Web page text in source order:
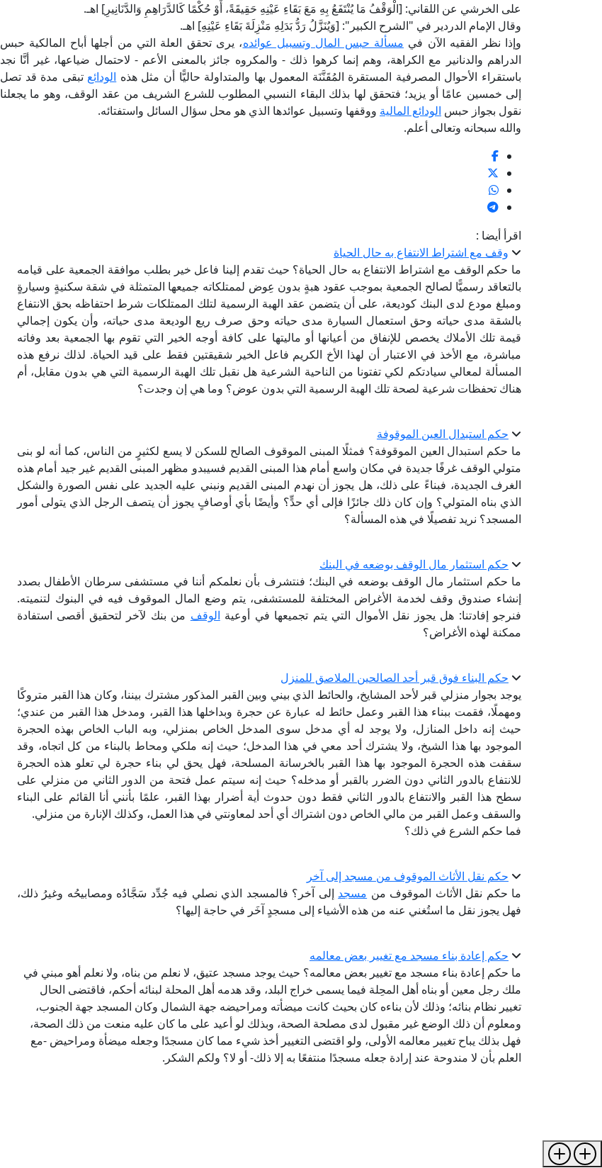
على الخرشي عن اللقاني: [الْوَقْفُ مَا يُنْتَفَعُ بِهِ مَعَ بَقَاءِ عَيْنِهِ حَقِيقَةً، أَوْ حُكْمًا كَالدَّرَاهِمِ وَالدَّنَانِيرِ] اهـ.
وقال الإمام الدردير في "الشرح الكبير": [وَيُنَزَّلُ رَدُّ بَدَلِهِ مَنْزِلَةَ بَقَاءِ عَيْنِهِ] اهـ.
وإذا نظر الفقيه الآن في مسألة حبس المال وتسبيل عوائده، يرى تحقق العلة التي من أجلها أباح المالكية حبس
الدراهم والدنانير مع الكراهة، وهم إنما كرهوا ذلك - والمكروه جائز بالمعنى الأعم - لاحتمال ضياعها، غير أنَّا نجد
باستقراء الأحوال المصرفية المستقرة المُقَنَّنَة المعمول بها والمتداولة حاليًّا أن مثل هذه الودائع تبقى مدة قد تصل
إلى خمسين عامًا أو يزيد؛ فتحقق لها بذلك البقاء النسبي المطلوب للشرع الشريف من عقد الوقف، وهو ما يجعلنا
نقول بجواز حبس الودائع المالية ووقفها وتسبيل عوائدها الذي هو محل سؤال السائل واستفتائه.
والله سبحانه وتعالى أعلم.
اقرأ أيضا :
وقف مع اشتراط الانتفاع به حال الحياة
ما حكم الوقف مع اشتراط الانتفاع به حال الحياة؟ حيث تقدم إلينا فاعل خير بطلب موافقة الجمعية على قيامه
بالتعاقد رسميًّا لصالح الجمعية بموجب عقود هبةٍ بدون عِوض لممتلكاته جميعها المتمثلة في شقة سكنيةٍ وسيارةٍ
ومبلغ مودع لدى البنك كوديعة، على أن يتضمن عقد الهبة الرسمية لتلك الممتلكات شرط احتفاظه بحق الانتفاع
بالشقة مدى حياته وحق استعمال السيارة مدى حياته وحق صرف ريع الوديعة مدى حياته، وأن يكون إجمالي
قيمة تلك الأملاك يخصص للإنفاق من أعيانها أو ماليتها على كافة أوجه الخير التي تقوم بها الجمعية بعد وفاته
مباشرة، مع الأخذ في الاعتبار أن لهذا الأخ الكريم فاعل الخير شقيقتين فقط على قيد الحياة. لذلك نرفع هذه
المسألة لمعالي سيادتكم لكي تفتونا من الناحية الشرعية هل نقبل تلك الهبة الرسمية التي هي بدون مقابل، أم
هناك تحفظات شرعية لصحة تلك الهبة الرسمية التي بدون عوض؟ وما هي إن وجدت؟
حكم استبدال العين الموقوفة
ما حكم استبدال العين الموقوفة؟ فمثلًا المبنى الموقوف الصالح للسكن لا يسع لكثيرٍ من الناس، كما أنه لو بنى
متولي الوقف غرفًا جديدة في مكان واسع أمام هذا المبنى القديم فسيبدو مظهر المبنى القديم غير جيد أمام هذه
الغرف الجديدة، فبناءً على ذلك، هل يجوز أن نهدم المبنى القديم ونبني عليه الجديد على نفس الصورة والشكل
الذي بناه المتولي؟ وإن كان ذلك جائزًا فإلى أي حدٍّ؟ وأيضًا بأي أوصافٍ يجوز أن يتصف الرجل الذي يتولى أمور
المسجد؟ نريد تفصيلًا في هذه المسألة؟
حكم استثمار مال الوقف بوضعه في البنك
ما حكم استثمار مال الوقف بوضعه في البنك؛ فنتشرف بأن نعلمكم أننا في مستشفى سرطان الأطفال بصدد
إنشاء صندوق وقف لخدمة الأغراض المختلفة للمستشفى، يتم وضع المال الموقوف فيه في البنوك لتنميته.
فنرجو إفادتنا: هل يجوز نقل الأموال التي يتم تجميعها في أوعية الوقف من بنك لآخر لتحقيق أقصى استفادة
ممكنة لهذه الأغراض؟
حكم البناء فوق قبر أحد الصالحين الملاصق للمنزل
يوجد بجوار منزلي قبر لأحد المشايخ، والحائط الذي بيني وبين القبر المذكور مشترك بيننا، وكان هذا القبر متروكًا
ومهملًا، فقمت ببناء هذا القبر وعمل حائط له عبارة عن حجرة وبداخلها هذا القبر، ومدخل هذا القبر من عندي؛
حيث إنه داخل المنازل، ولا يوجد له أي مدخل سوى المدخل الخاص بمنزلي، وبه الباب الخاص بهذه الحجرة
الموجود بها هذا الشيخ، ولا يشترك أحد معي في هذا المدخل؛ حيث إنه ملكي ومحاط بالبناء من كل اتجاه، وقد
سقفت هذه الحجرة الموجود بها هذا القبر بالخرسانة المسلحة، فهل يحق لي بناء حجرة لي تعلو هذه الحجرة
للانتفاع بالدور الثاني دون الضرر بالقبر أو مدخله؟ حيث إنه سيتم عمل فتحة من الدور الثاني من منزلي على
سطح هذا القبر والانتفاع بالدور الثاني فقط دون حدوث أية أضرار بهذا القبر، علمًا بأنني أنا القائم على البناء
والسقف وعمل القبر من مالي الخاص دون اشتراك أي أحد لمعاونتي في هذا العمل، وكذلك الإنارة من منزلي.
فما حكم الشرع في ذلك؟
حكم نقل الأثاث الموقوف من مسجد إلى آخر
ما حكم نقل الأثاث الموقوف من مسجد إلى آخر؟ فالمسجد الذي نصلي فيه جُدِّد سَجَّادُه ومصابيحُه وغيرُ ذلك،
فهل يجوز نقل ما استُغني عنه من هذه الأشياء إلى مسجدٍ آخَر في حاجة إليها؟
حكم إعادة بناء مسجد مع تغيير بعض معالمه
ما حكم إعادة بناء مسجد مع تغيير بعض معالمه؟ حيث يوجد مسجد عتيق، لا نعلم من بناه، ولا نعلم أهو مبني في
ملك رجل معين أو بناه أهل المحِلة فيما يسمى خراج البلد، وقد هدمه أهل المحلة لبنائه أحكم، فاقتضى الحال
تغيير نظام بنائه؛ وذلك لأن بناءه كان بحيث كانت ميضأته ومراحيضه جهة الشمال وكان المسجد جهة الجنوب،
ومعلوم أن ذلك الوضع غير مقبول لدى مصلحة الصحة، وبذلك لو أعيد على ما كان عليه منعت من ذلك الصحة،
فهل بذلك يباح تغيير معالمه الأولى، ولو اقتضى التغيير أخذ شيء مما كان مسجدًا وجعله ميضأة ومراحيض -مع
العلم بأن لا مندوحة عند إرادة جعله مسجدًا منتفعًا به إلا ذلك- أو لا؟ ولكم الشكر.